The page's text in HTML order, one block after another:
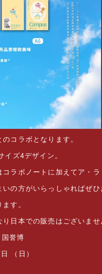
コラボとなります。
イズ4デザイン。
ラボノートに加えてア・
いの方がいらっしゃればぜひ
す。
日本での販売はございませ
国誉博
（日）